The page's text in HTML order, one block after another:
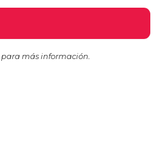
para más información.